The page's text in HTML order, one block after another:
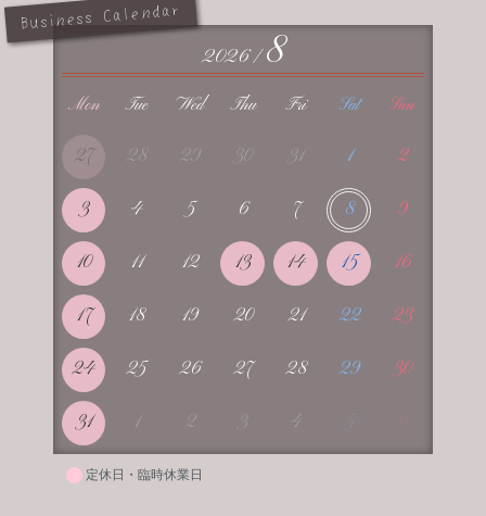
Business Calendar
2026 /8
Mon Tue Wed Thu Fri Sat Sun
27 28 29 30 31 1 2
3 4 5 6 7 8 9
10 11 12 13 14 15 16
17 18 19 20 21 22 23
24 25 26 27 28 29 30
31 1 2 3 4 5 6
定休日・臨時休業日